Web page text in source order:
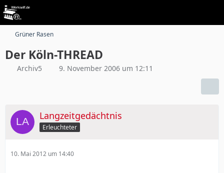
Grüner Rasen
Der Köln-THREAD
Archiv5 9. November 2006 um 12:11
Langzeitgedächtnis
Erleuchteter
10. Mai 2012 um 14:40